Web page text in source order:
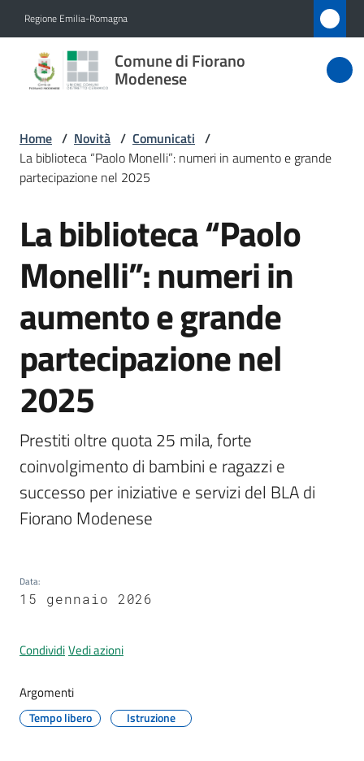
Regione Emilia-Romagna
Comune di Fiorano
Modenese
Comune
di Fiorano
Amministrazione
Novità
Menu selezionato
Servizi
Vivere
Fiorano
Modenese
A
l
l
e
r
m
e
e
F
i
Home / Novità / Comunicati /
La biblioteca “Paolo Monelli”: numeri in aumento e grande
partecipazione nel 2025
Salta al contenuto
La biblioteca “Paolo
Monelli”: numeri in
aumento e grande
partecipazione nel
2025
Prestiti oltre quota 25 mila, forte
coinvolgimento di bambini e ragazzi e
successo per iniziative e servizi del BLA di
Fiorano Modenese
Data:
15 gennaio 2026
CondividiVedi azioni
Argomenti
Tempo libero Istruzione